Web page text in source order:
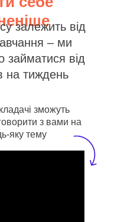
залежить від
– ми
займатися від
на тиждень
зможуть
з вами на
яку тему